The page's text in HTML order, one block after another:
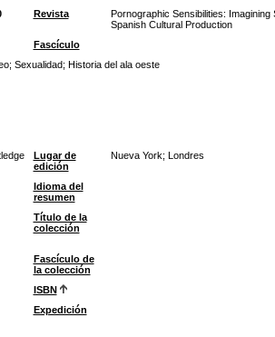
Revista
Pornographic Sensibilities:
Spanish Cultural Production
Fascículo
; Sexualidad; Historia del ala oeste
Lugar de
edición
Nueva York; Londres
Idioma del
resumen
Título de la
colección
Fascículo de
la colección
ISBN
Expedición